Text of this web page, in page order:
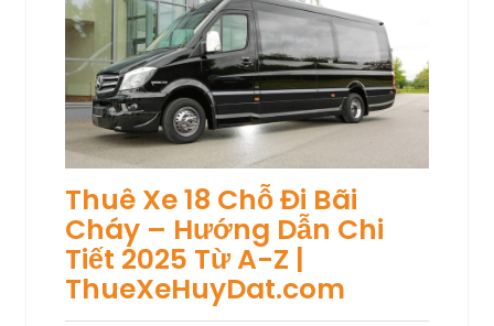
Thuê Xe 18 Chỗ Đi Bãi
Cháy – Hướng Dẫn Chi
Tiết 2025 Từ A-Z |
ThueXeHuyDat.com